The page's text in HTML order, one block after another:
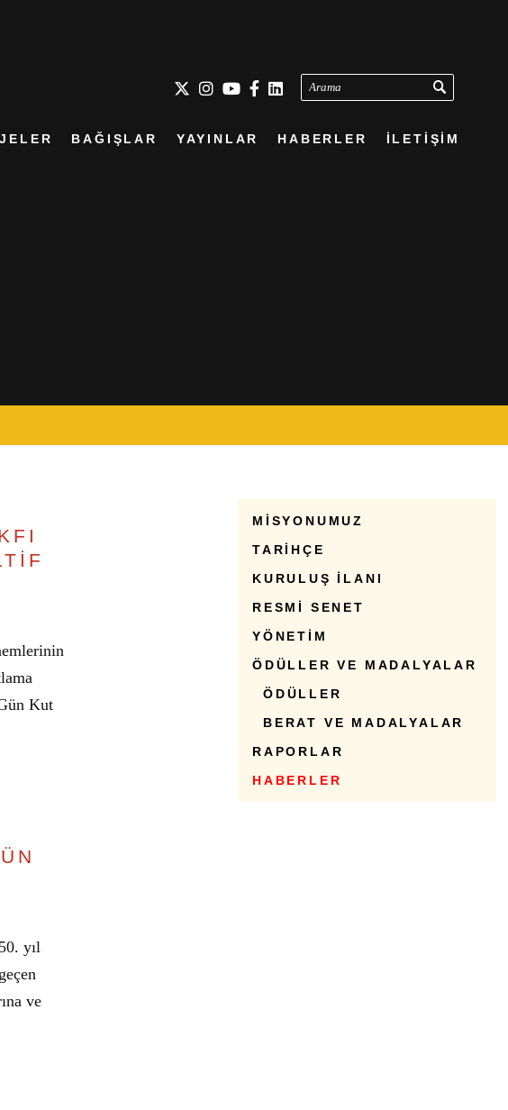
Arama
BAĞIŞLAR YAYINLAR HABERLER İLETİŞİM
Kut
yıl
ve
MİSYONUMUZ
TARİHÇE
KURULUŞ İLANI
RESMİ SENET
YÖNETİM
ÖDÜLLER VE MADALYALAR
ÖDÜLLER
BERAT VE MADALYALAR
RAPORLAR
HABERLER